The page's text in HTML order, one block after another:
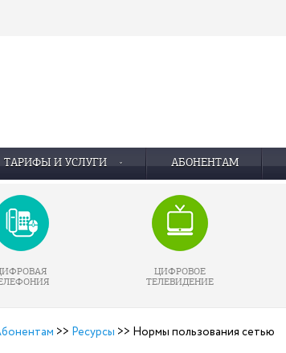
ТАРИФЫ И УСЛУГИ АБОНЕНТАМ
ЦИФРОВОЕ
ТЕЛЕВИДЕНИЕ
>> Ресурсы >> Нормы пользования сетью